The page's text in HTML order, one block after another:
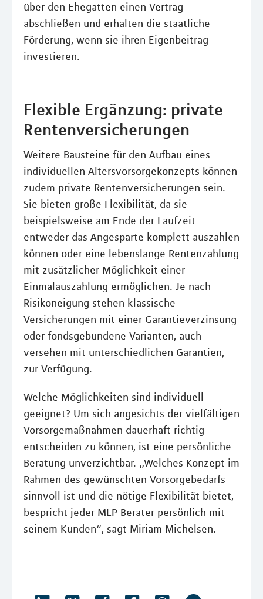
über den Ehegatten einen Vertrag
abschließen und erhalten die staatliche
Förderung, wenn sie ihren Eigenbeitrag
investieren.
Flexible Ergänzung: private
Rentenversicherungen
Weitere Bausteine für den Aufbau eines
individuellen Altersvorsorgekonzepts können
zudem private Rentenversicherungen sein.
Sie bieten große Flexibilität, da sie
beispielsweise am Ende der Laufzeit
entweder das Angesparte komplett auszahlen
können oder eine lebenslange Rentenzahlung
mit zusätzlicher Möglichkeit einer
Einmalauszahlung ermöglichen. Je nach
Risikoneigung stehen klassische
Versicherungen mit einer Garantieverzinsung
oder fondsgebundene Varianten, auch
versehen mit unterschiedlichen Garantien,
zur Verfügung.
Welche Möglichkeiten sind individuell
geeignet? Um sich angesichts der vielfältigen
Vorsorgemaßnahmen dauerhaft richtig
entscheiden zu können, ist eine persönliche
Beratung unverzichtbar. „Welches Konzept im
Rahmen des gewünschten Vorsorgebedarfs
sinnvoll ist und die nötige Flexibilität bietet,
bespricht jeder MLP Berater persönlich mit
seinem Kunden“, sagt Miriam Michelsen.